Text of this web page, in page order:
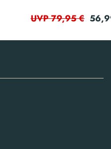
UVP 79,95 €